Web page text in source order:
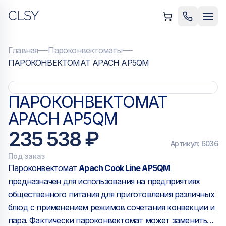
CLSY Позвонить
меню
Главная
Пароконвектоматы
ПАРОКОНВЕКТОМАТ APACH AP5QM
ПАРОКОНВЕКТОМАТ
APACH AP5QM
235 538 ₽ Артикул: 6036
Под заказ
ПароконвектоматApach Cook Line AP5QM
предназначен для использования на предприятиях
общественного питания для приготовления различных
блюд с применением режимов сочетания конвекции и
пара. Фактически пароконвектомат может заменить